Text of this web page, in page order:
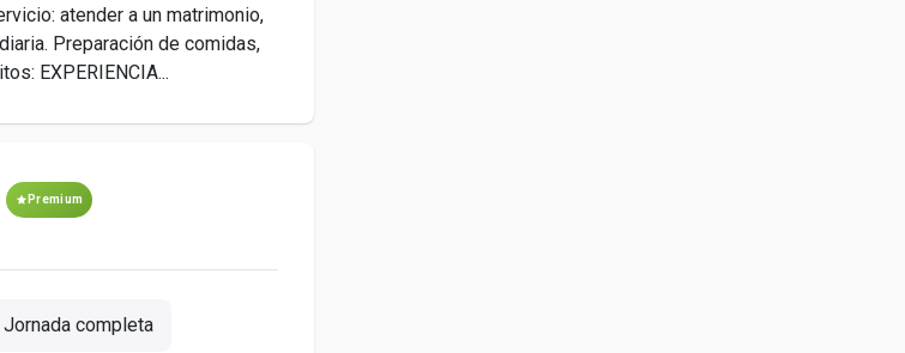
atender a un matrimonio,
Preparación de comidas,
EXPERIENCIA...
Premium
Jornada completa